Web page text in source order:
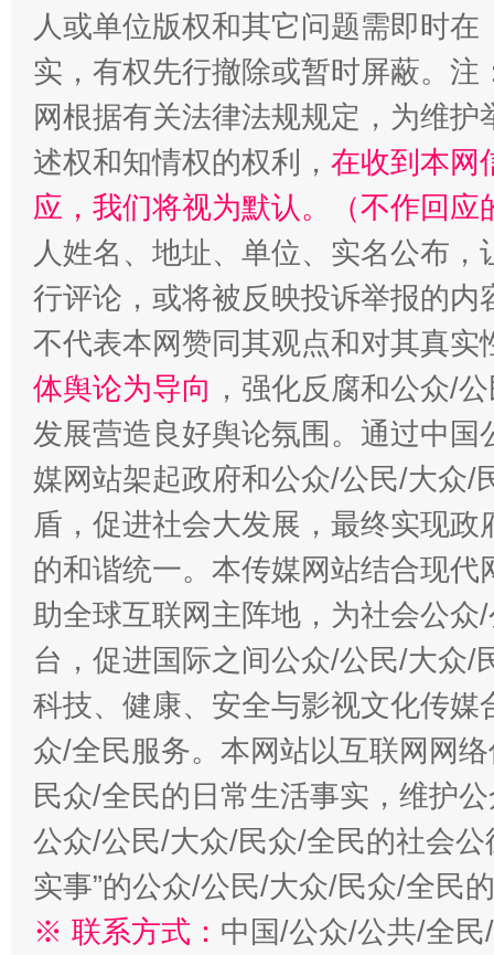
漫山遍野的桃花与雪山、麦地、白藏房 除
招工难、用工荒背后
人或单位版权和其它问题需即时在
实，有权先行撤除或暂时屏蔽。
网根据有关法律法规规定，为维
述权和知情权的权利， 在收到本网
应，我们将视为默认。（不作回应
人姓名、地址、单位、实名公布
行评论，或将被反映投诉举报的
不代表本网赞同其观点和对其真实
体舆论为导向 ，强化反腐和公众/
发展营造良好舆论氛围。通过中
媒网站架起政府和公众/公民/大众/
盾，促进社会大发展，最终实现
的和谐统一。本传媒网站结合现
助全球互联网主阵地，为社会公
台，促进国际之间公众/公民/大众/
科技、健康、安全与影视文化传
众/全民服务。本网站以互联网网
民众/全民的日常生活事实，维护
公众/公民/大众/民众/全民的社会公
实事”的公众/公民/大众/民众/全民
※ 联系方式： 中国/公众/公共/全